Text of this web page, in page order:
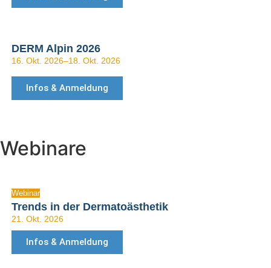
DERM Alpin 2026
16. Okt. 2026–18. Okt. 2026
Infos & Anmeldung
Webinare
Webinar
Trends in der Dermatoästhetik
21. Okt. 2026
Infos & Anmeldung